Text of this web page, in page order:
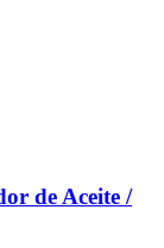
de Aceite /